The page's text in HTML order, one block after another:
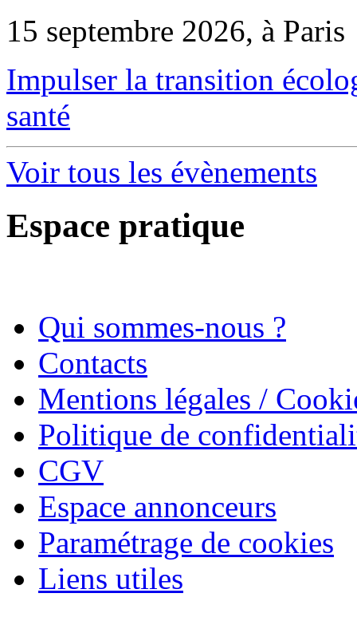
15 septembre 2026, à Paris
Impulser la transition
santé
Voir tous les évènements
Espace pratique
Qui sommes-nous ?
Contacts
Mentions légales /
Politique de
CGV
Espace annonceurs
Paramétrage de cookies
Liens utiles